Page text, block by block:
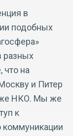
в
подобных
разных
что на
и Питер
же НКО. Мы же
к